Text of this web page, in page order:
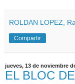
ROLDAN LOPEZ,
Compartir
jueves, 13 de noviembre
EL BLOC